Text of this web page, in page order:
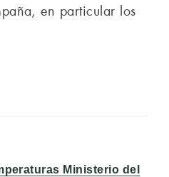
en particular los
Ministerio del